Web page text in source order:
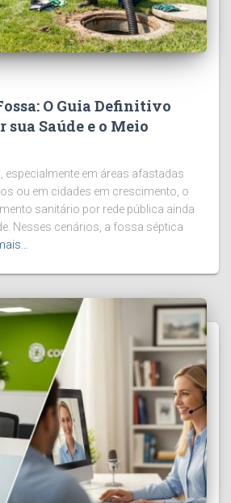
O Guia Definitivo
sua Saúde e o Meio
especialmente em áreas afastadas
ou em cidades em crescimento, o
sanitário por rede pública ainda
Nesses cenários, a fossa séptica